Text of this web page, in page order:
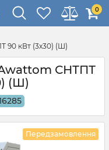
0
90 кВт (3х30) (Ш)
Awattom СНТПТ
(Ш)
Передзамовлення